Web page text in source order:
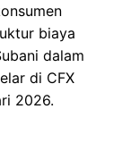
biaya
dalam
di CFX
2026.